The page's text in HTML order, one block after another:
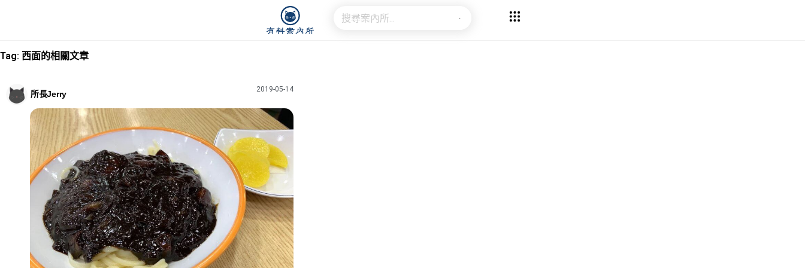
Tag: 西面的相關文章
所長Jerry
2019-05-14